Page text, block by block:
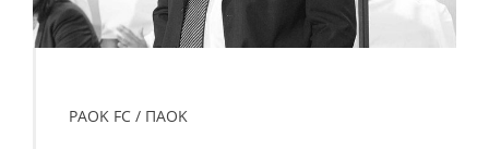
PAOK FC / ΠAOK